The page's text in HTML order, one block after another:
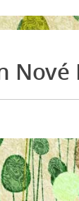
Nové